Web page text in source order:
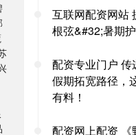
互联网配资网站
根弦&#32;暑期
配资专业门户
假期拓宽路径，
有料！
配资网上配资